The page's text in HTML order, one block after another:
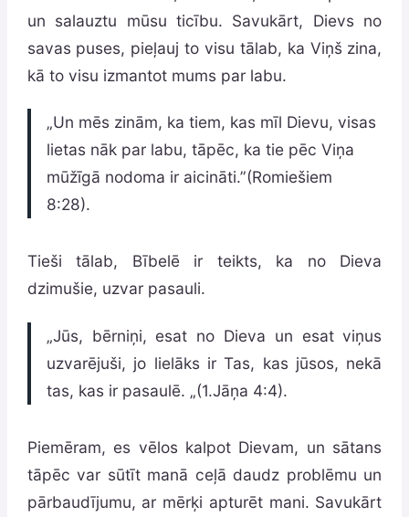
un salauztu mūsu ticību. Savukārt, Dievs no
savas puses, pieļauj to visu tālab, ka Viņš zina,
kā to visu izmantot mums par labu.
„Un mēs zinām, ka tiem, kas mīl Dievu, visas
lietas nāk par labu, tāpēc, ka tie pēc Viņa
mūžīgā nodoma ir aicināti.”(Romiešiem
8:28).
Tieši tālab, Bībelē ir teikts, ka no Dieva
dzimušie, uzvar pasauli.
„Jūs, bērniņi, esat no Dieva un esat viņus
uzvarējuši, jo lielāks ir Tas, kas jūsos, nekā
tas, kas ir pasaulē. „(1.Jāņa 4:4).
Piemēram, es vēlos kalpot Dievam, un sātans
tāpēc var sūtīt manā ceļā daudz problēmu un
pārbaudījumu, ar mērķi apturēt mani. Savukārt